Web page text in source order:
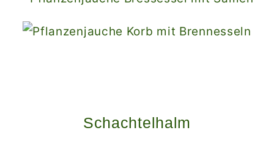
Schachtelhalm